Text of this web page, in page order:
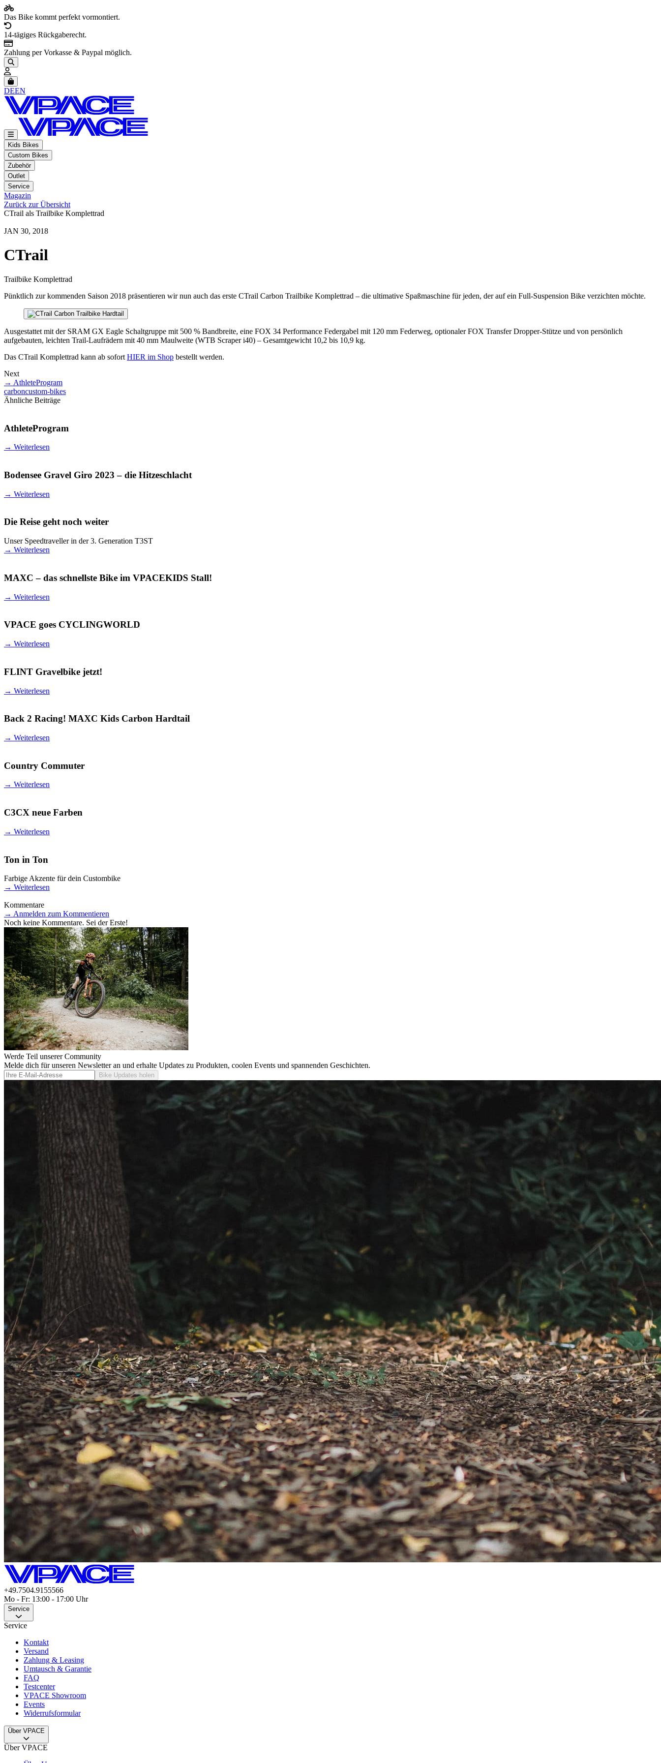
Das Bike kommt perfekt vormontiert.
14-tägiges Rückgaberecht.
Zahlung per Vorkasse & Paypal möglich.
Artikel im Warenkorb, Warenkorb anzeigen
DEEN
Kids Bikes
Custom Bikes
Zubehör
Outlet
Service
Magazin
Zurück zur Übersicht
CTrail als Trailbike Komplettrad
JAN 30, 2018
CTrail
Trailbike Komplettrad
Pünktlich zur kommenden Saison 2018 präsentieren wir nun auch das erste CTrail Carbon Trailbike Komplettrad – die ultimative Spaßmaschine für jeden, der auf ein Full-Suspension Bike verzichten möchte.
Ausgestattet mit der SRAM GX Eagle Schaltgruppe mit 500 % Bandbreite, eine FOX 34 Performance Federgabel mit 120 mm Federweg, optionaler FOX Transfer Dropper-Stütze und von persönlich
aufgebauten, leichten Trail-Laufrädern mit 40 mm Maulweite (WTB Scraper i40) – Gesamtgewicht 10,2 bis 10,9 kg.
Das CTrail Komplettrad kann ab sofort HIER im Shop bestellt werden.
Next
→ AthleteProgram
carboncustom-bikes
Ähnliche Beiträge
AthleteProgram
→ Weiterlesen
Bodensee Gravel Giro 2023 – die Hitzeschlacht
→ Weiterlesen
Die Reise geht noch weiter
Unser Speedtraveller in der 3. Generation T3ST
→ Weiterlesen
MAXC – das schnellste Bike im VPACEKIDS Stall!
→ Weiterlesen
VPACE goes CYCLINGWORLD
→ Weiterlesen
FLINT Gravelbike jetzt!
→ Weiterlesen
Back 2 Racing! MAXC Kids Carbon Hardtail
→ Weiterlesen
Country Commuter
→ Weiterlesen
C3CX neue Farben
→ Weiterlesen
Ton in Ton
Farbige Akzente für dein Custombike
→ Weiterlesen
Kommentare
→ Anmelden zum Kommentieren
Noch keine Kommentare. Sei der Erste!
Werde Teil unserer Community
Melde dich für unseren Newsletter an und erhalte Updates zu Produkten, coolen Events und spannenden Geschichten.
Bike Updates holen
+49.7504.9155566
Mo - Fr: 13:00 - 17:00 Uhr
Service
Service
Kontakt
Versand
Zahlung & Leasing
Umtausch & Garantie
FAQ
Testcenter
VPACE Showroom
Events
Widerrufsformular
Über VPACE
Über VPACE